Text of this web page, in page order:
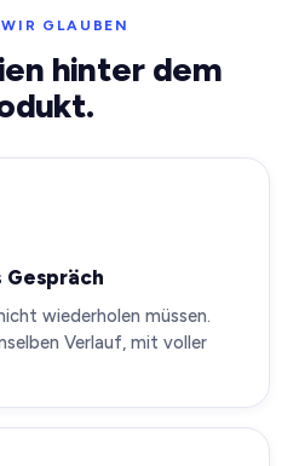
GLAUBEN
hinter dem
Gespräch
wiederholen müssen.
Verlauf, mit voller